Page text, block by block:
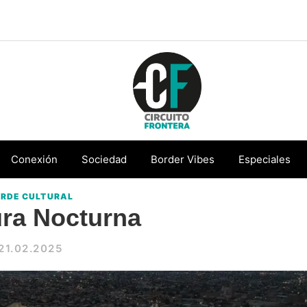
Conéctate
con
la
Conexión Sociedad Border Vibes Especiales
CULTURAL
Nocturna